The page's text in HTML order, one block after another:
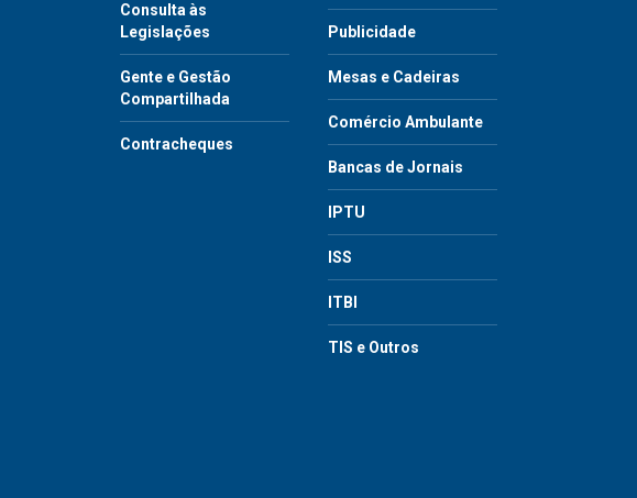
Consulta às
Legislações
Gente e Gestão
Compartilhada
Contracheques
Publicidade
Mesas e Cadeiras
Comércio Ambulante
Bancas de Jornais
IPTU
ISS
ITBI
TIS e Outros